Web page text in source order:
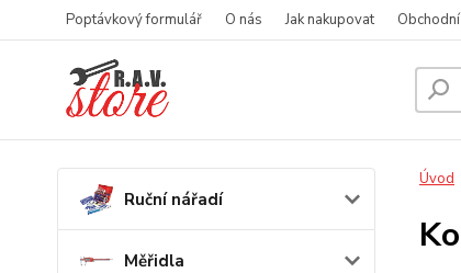
Poptávkový formulář O nás Jak nakupovat
Ruční nářadí
Měřidla
Úvod